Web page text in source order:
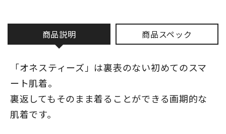
商品説明 商品スペック
「オネスティーズ」は裏表のない初めてのスマ
ート肌着。
裏返してもそのまま着ることができる画期的な
肌着です。